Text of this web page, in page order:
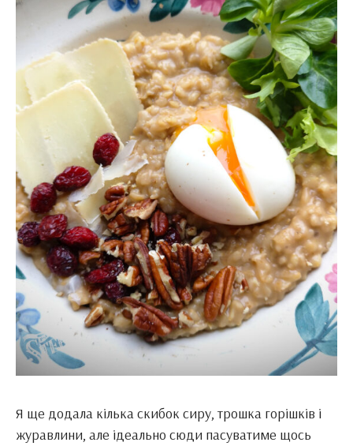
Я ще додала кілька скибок сиру, трошка горішків і
журавлини, але ідеально сюди пасуватиме щось